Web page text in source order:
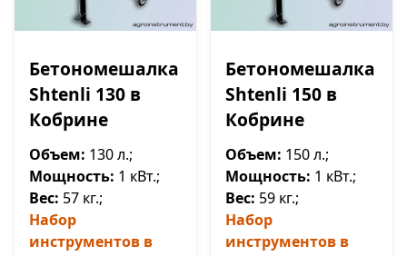
Бетономешалка
Shtenli 130 в
Кобрине
Объем: 130 л.;
Мощность: 1 кВт.;
Вес: 57 кг.;
Набор
инструментов в
Бетономешалка
Shtenli 150 в
Кобрине
Объем: 150 л.;
Мощность: 1 кВт.;
Вес: 59 кг.;
Набор
инструментов в